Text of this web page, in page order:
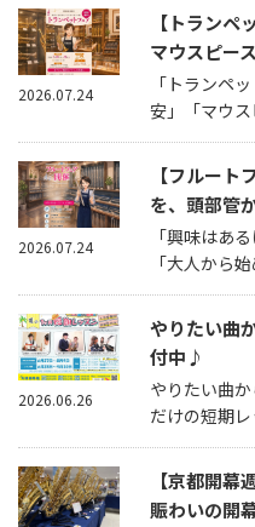
【トランペ
マウスピー
「トランペ
安」「マウ
2026.07.24
【フルート
を、頭部管
「興味はあ
「大人から
2026.07.24
やりたい曲
付中♪
やりたい曲
だけの短期
2026.06.26
【京都開幕
賑わいの開